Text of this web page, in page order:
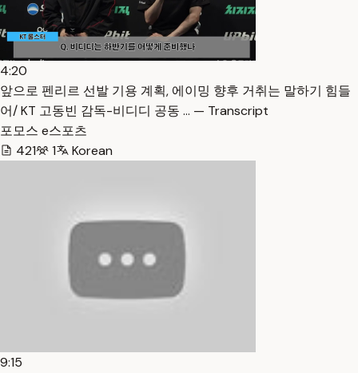
4:20
앞으로 펜리르 선발 기용 계획, 에이밍 향후 거취는 말하기 힘들
어/ KT 고동빈 감독-비디디 공동 … — Transcript
포모스 e스포츠
421
1 Korean
9:15